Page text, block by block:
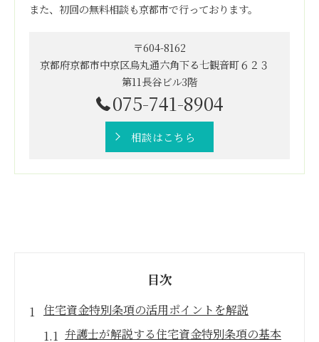
また、初回の無料相談も京都市で行っております。
〒604-8162
京都府京都市中京区烏丸通六角下る七観音町６２３
第11長谷ビル3階
075-741-8904
相談はこちら
目次
住宅資金特別条項の活用ポイントを解説
弁護士が解説する住宅資金特別条項の基本